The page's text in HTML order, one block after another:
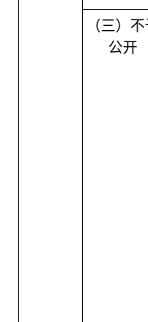
（三）
公开